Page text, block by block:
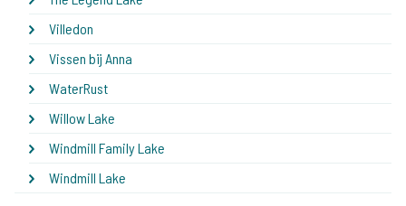
Villedon
Vissen bij Anna
WaterRust
Willow Lake
Windmill Family Lake
Windmill Lake